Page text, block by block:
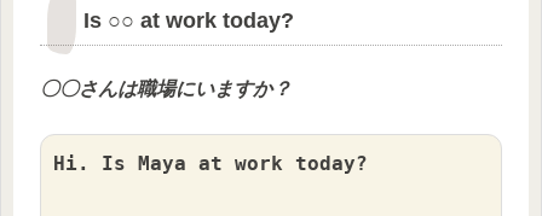
Is ○○ at work today?
〇〇さんは職場にいますか？
Hi. Is Maya at work today?